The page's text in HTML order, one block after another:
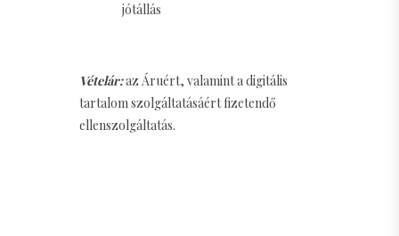
jótállás
Vételár:az Áruért, valamint a digitális
tartalom szolgáltatásáért fizetendő
ellenszolgáltatás.